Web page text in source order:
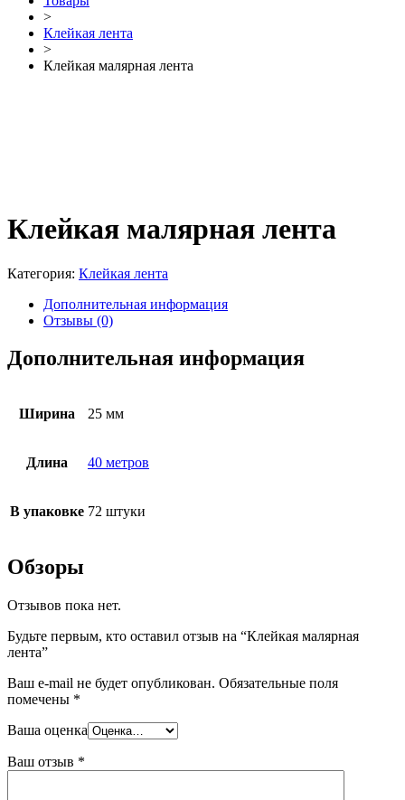
>
Клейкая лента
>
Клейкая малярная лента
Клейкая малярная лента
Категория: Клейкая лента
Дополнительная информация
Отзывы (0)
Дополнительная информация
Ширина 25 мм
Длина 40 метров
В упаковке 72 штуки
Обзоры
Отзывов пока нет.
Будьте первым, кто оставил отзыв на “Клейкая малярная
лента”
Ваш e-mail не будет опубликован. Обязательные поля
помечены *
Ваша оценка
Ваш отзыв *